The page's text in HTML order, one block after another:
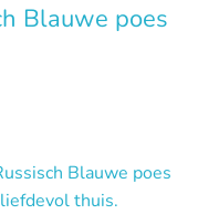
Blauwe poes
Blauwe poes
thuis.